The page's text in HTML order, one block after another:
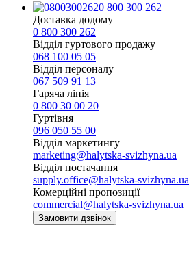
0 800 300 262
Доставка додому
0 800 300 262
Відділ гуртового продажу
068 100 05 05​
Відділ персоналу
067 509 91 13
Гаряча лінія
0 800 30 00 20
Гуртівня
096 050 55 00
Відділ маркетингу
marketing@halytska-svizhyna.ua
Відділ постачання
supply.office@halytska-svizhyna.ua
Комерційні пропозиції
commercial@halytska-svizhyna.ua
Замовити дзвінок